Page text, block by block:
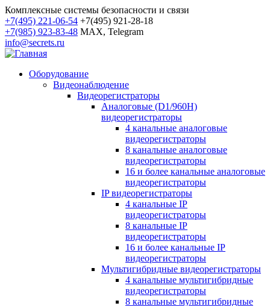
Комплексные системы безопасности и связи
+7(495) 221-06-54 +7(495) 921-28-18
+7(985) 923-83-48 MAX, Telegram
info@secrets.ru
Оборудование
Видеонаблюдение
Видеорегистраторы
Аналоговые (D1/960H)
видеорегистраторы
4 канальные аналоговые
видеорегистраторы
8 канальные аналоговые
видеорегистраторы
16 и более канальные аналоговые
видеорегистраторы
IP видеорегистраторы
4 канальные IP
видеорегистраторы
8 канальные IP
видеорегистраторы
16 и более канальные IP
видеорегистраторы
Мультигибридные видеорегистраторы
4 канальные мультигибридные
видеорегистраторы
8 канальные мультигибридные